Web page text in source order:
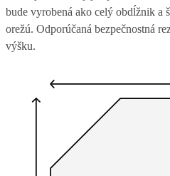
bude vyrobená ako celý obdĺžnik a
orežú. Odporúčaná bezpečnostná
výšku.